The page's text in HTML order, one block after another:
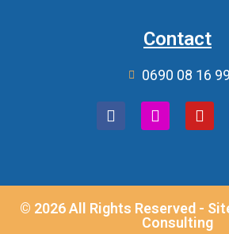
Contact
0690 08 16 99
© 2026 All Rights Reserved -
Consulting